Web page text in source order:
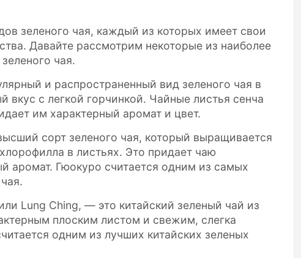
зеленого чая, каждый из которых имеет свои
Давайте рассмотрим некоторые из наиболее
чая.
и распространенный вид зеленого чая в
с легкой горчинкой. Чайные листья сенча
им характерный аромат и цвет.
сорт зеленого чая, который выращивается
в листьях. Это придает чаю
аромат. Гюокуро считается одним из самых
Lung Ching, — это китайский зеленый чай из
плоским листом и свежим, слегка
одним из лучших китайских зеленых